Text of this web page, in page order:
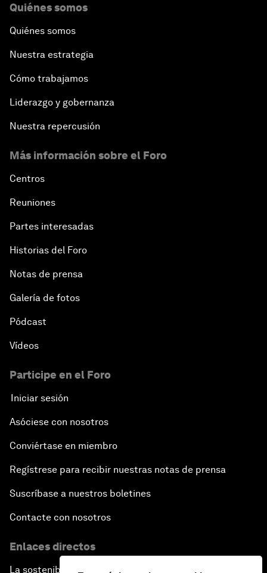
Quiénes somos
Quiénes somos
Nuestra estrategia
Cómo trabajamos
Liderazgo y gobernanza
Nuestra repercusión
Más información sobre el Foro
Centros
Reuniones
Partes interesadas
Historias del Foro
Notas de prensa
Galería de fotos
Pódcast
Vídeos
Participe en el Foro
Iniciar sesión
Asóciese con nosotros
Conviértase en miembro
Regístrese para recibir nuestras notas de prensa
Suscríbase a nuestros boletines
Contacte con nosotros
Enlaces directos
La sostenibilidad en el Foro